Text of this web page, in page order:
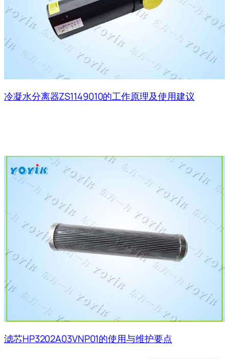
冷凝水分离器ZS1149010的工作原理及使用建议
滤芯HP3202A03VNP01的使用与维护要点